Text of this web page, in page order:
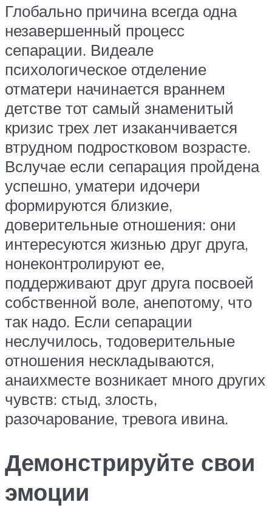
Глобально причина всегда одна
незавершенный процесс
сепарации. Видеале
психологическое отделение
отматери начинается враннем
детстве тот самый знаменитый
кризис трех лет изаканчивается
втрудном подростковом возрасте.
Вслучае если сепарация пройдена
успешно, уматери идочери
формируются близкие,
доверительные отношения: они
интересуются жизнью друг друга,
нонеконтролируют ее,
поддерживают друг друга посвоей
собственной воле, анепотому, что
так надо. Если сепарации
неслучилось, тодоверительные
отношения нескладываются,
анаихместе возникает много других
чувств: стыд, злость,
разочарование, тревога ивина.
Демонстрируйте свои
эмоции